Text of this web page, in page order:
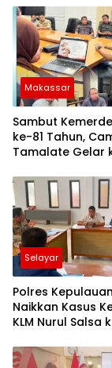
Makassar
Sambut
ke-81 Tahun,
Tamalate Gelar
Selayar
Polres
Naikkan Kasus
KLM Nurul Salsa